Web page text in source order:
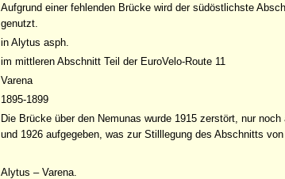
Aufgrund einer fehlenden Brücke wird der südöstlichste
genutzt.
in Alytus asph.
im mittleren Abschnitt Teil der EuroVelo-Route 11
Varena
1895-1899
Die Brücke über den Nemunas wurde 1915 zerstört, nur
und 1926 aufgegeben, was zur Stilllegung des Abschnitts
Alytus – Varena.